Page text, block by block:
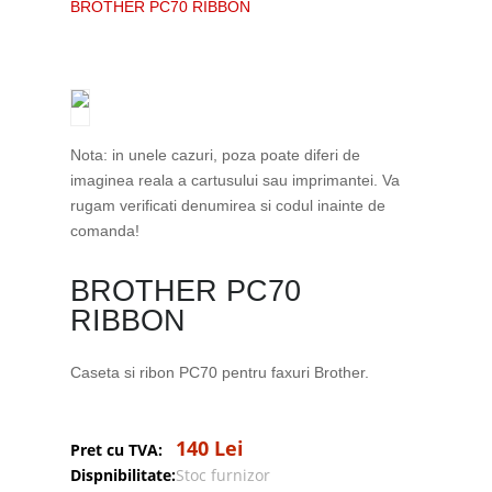
BROTHER PC70 RIBBON
Nota: in unele cazuri, poza poate diferi de
imaginea reala a cartusului sau imprimantei. Va
rugam verificati denumirea si codul inainte de
comanda!
BROTHER PC70
RIBBON
Caseta si ribon PC70 pentru faxuri Brother.
Pret cu TVA: 140 Lei
Dispnibilitate:Stoc furnizor